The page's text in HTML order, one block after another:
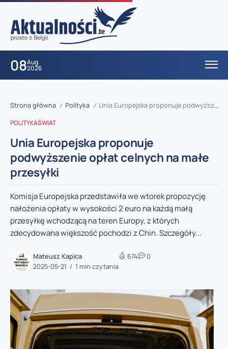
08Aug
2026
Strona główna / Polityka / Unia Europejska proponuje podwyższenie opłat celnych na małe przesyłki
POLITYKAŚWIAT
Unia Europejska proponuje
podwyższenie opłat celnych na małe
przesyłki
Komisja Europejska przedstawiła we wtorek propozycję
nałożenia opłaty w wysokości 2 euro na każdą małą
przesyłkę wchodzącą na teren Europy, z których
zdecydowana większość pochodzi z Chin. Szczegóły...
Mateusz Kapica
2025-05-21
1 min czytania
674 0